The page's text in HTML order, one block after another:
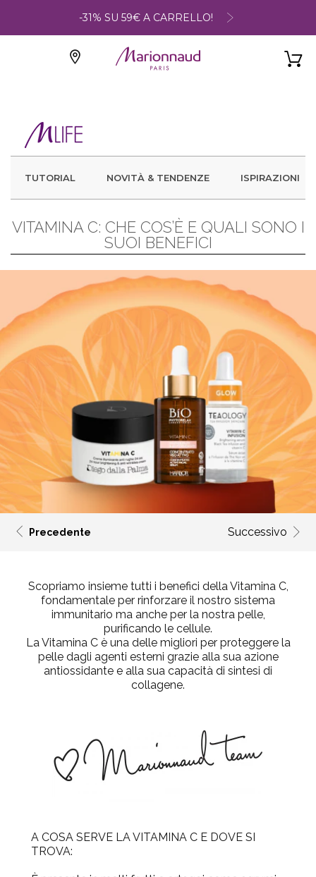
-31% SU 59€ A CARRELLO!
TUTORIAL NOVITÀ & TENDENZE ISPIRAZIONI
VITAMINA C: CHE COS’È E QUALI SONO I
SUOI BENEFICI
Precedente Successivo
Scopriamo insieme tutti i benefici della Vitamina C,
fondamentale per rinforzare il nostro sistema
immunitario ma anche per la nostra pelle,
purificando le cellule.
La Vitamina C è una delle migliori per proteggere la
pelle dagli agenti esterni grazie alla sua azione
antiossidante e alla sua capacità di sintesi di
collagene.
A COSA SERVE LA VITAMINA C E DOVE SI
TROVA: